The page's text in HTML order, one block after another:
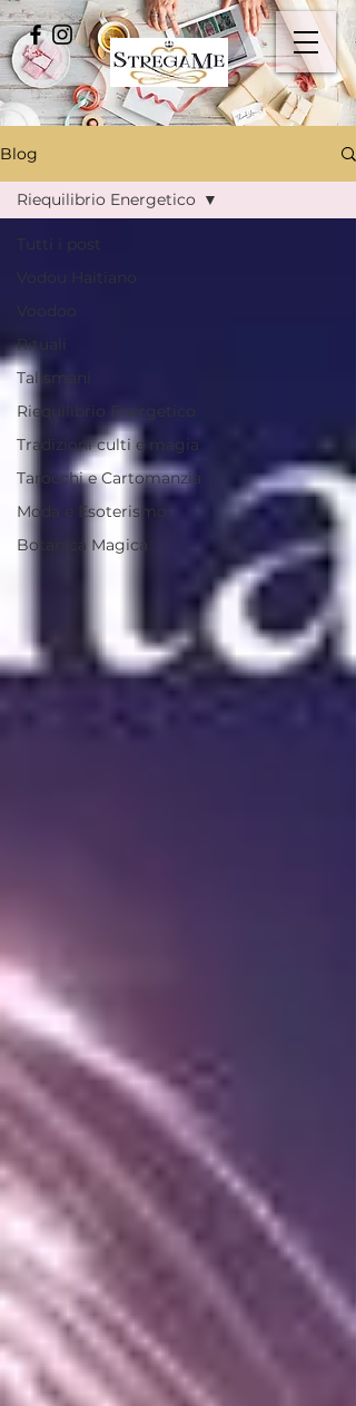
Blog
Tutti i post
Vodou Haitiano
Voodoo
Rituali
Talismani
Riequilibrio Energetico
Tradizioni culti e magia
Tarocchi e Cartomanzia
Moda e Esoterismo
Botanica Magica
Riequilibrio Energetico